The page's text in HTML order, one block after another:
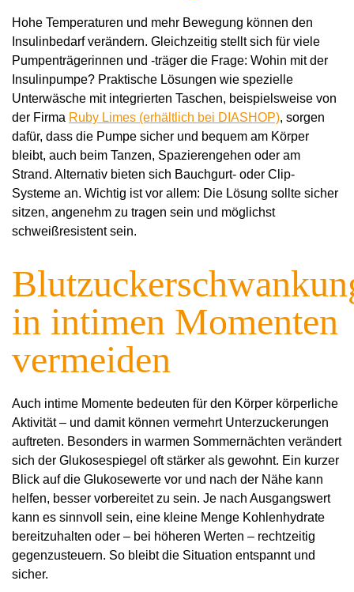
Hohe Temperaturen und mehr Bewegung können den
Insulinbedarf verändern. Gleichzeitig stellt sich für viele
Pumpenträgerinnen und -träger die Frage: Wohin mit der
Insulinpumpe? Praktische Lösungen wie spezielle
Unterwäsche mit integrierten Taschen, beispielsweise von
der Firma Ruby Limes (erhältlich bei DIASHOP), sorgen
dafür, dass die Pumpe sicher und bequem am Körper
bleibt, auch beim Tanzen, Spazierengehen oder am
Strand. Alternativ bieten sich Bauchgurt- oder Clip-
Systeme an. Wichtig ist vor allem: Die Lösung sollte sicher
sitzen, angenehm zu tragen sein und möglichst
schweißresistent sein.
in intimen Momenten
vermeiden
Auch intime Momente bedeuten für den Körper körperliche
Aktivität – und damit können vermehrt Unterzuckerungen
auftreten. Besonders in warmen Sommernächten verändert
sich der Glukosespiegel oft stärker als gewohnt. Ein kurzer
Blick auf die Glukosewerte vor und nach der Nähe kann
helfen, besser vorbereitet zu sein. Je nach Ausgangswert
kann es sinnvoll sein, eine kleine Menge Kohlenhydrate
bereitzuhalten oder – bei höheren Werten – rechtzeitig
gegenzusteuern. So bleibt die Situation entspannt und
sicher.